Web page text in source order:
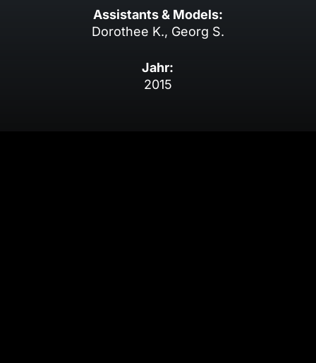
Assistants & Models:
Dorothee K., Georg S.
Jahr:
2015